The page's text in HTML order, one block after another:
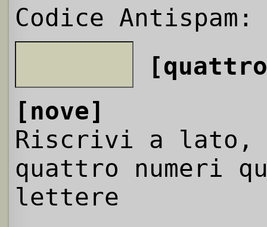
Codice Antispam:
[nove]
Riscrivi a
quattro numeri
lettere